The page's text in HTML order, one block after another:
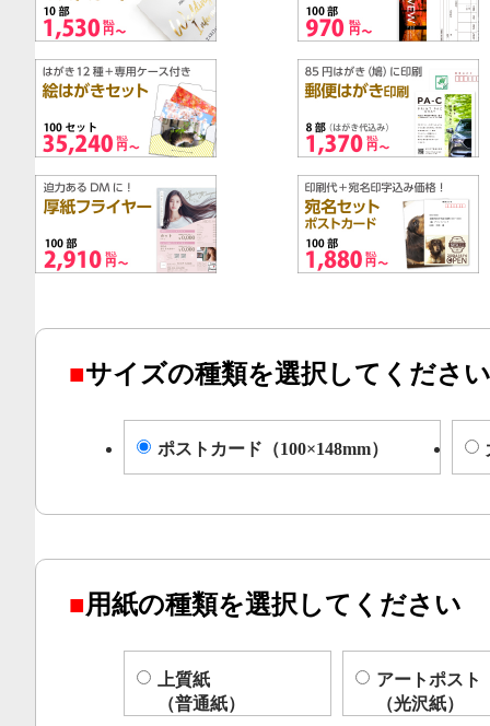
■サイズの種類を選択してください
ポストカード（100×148mm）
■用紙の種類を選択してください
上質紙
（普通紙）
アートポスト
（光沢紙）